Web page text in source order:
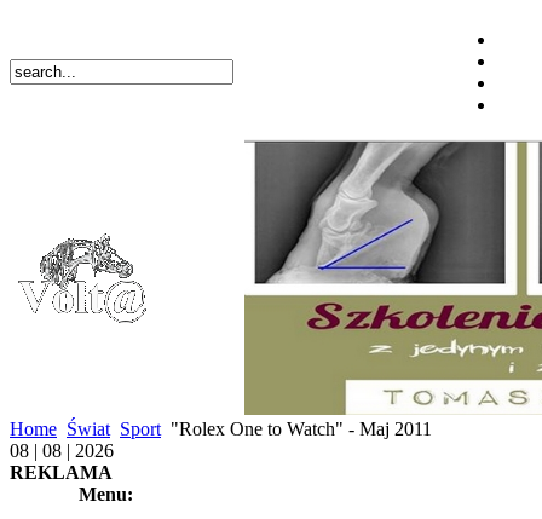
Home Świat Sport "Rolex One to Watch" - Maj 2011
08 | 08 | 2026
REKLAMA
Menu: